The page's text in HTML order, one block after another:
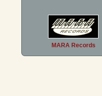
MARA Records